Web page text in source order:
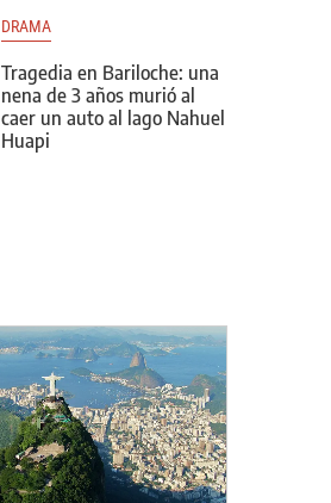
DRAMA
Tragedia en Bariloche: una
nena de 3 años murió al
caer un auto al lago Nahuel
Huapi